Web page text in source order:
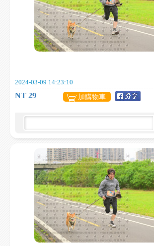
2024-03-09 14:23:10
NT 29 加購物車